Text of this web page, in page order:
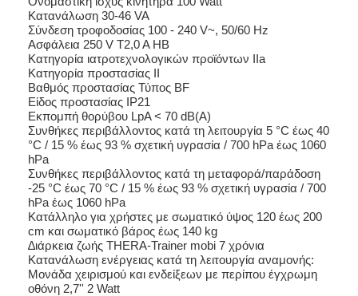
Κατανάλωση 30-46 VA
Σύνδεση τροφοδοσίας 100 - 240 V~, 50/60 Hz
Ασφάλεια 250 V T2,0 A HB
Κατηγορία ιατροτεχνολογικών προϊόντων IIa
Κατηγορία προστασίας II
Βαθμός προστασίας Τύπος BF
Είδος προστασίας IP21
Εκπομπή θορύβου LpA < 70 dB(A)
Συνθήκες περιβάλλοντος κατά τη λειτουργία 5 °C έως 40
°C / 15 % έως 93 % σχετική υγρασία / 700 hPa έως 1060
hPa
Συνθήκες περιβάλλοντος κατά τη μεταφορά/παράδοση
-25 °C έως 70 °C / 15 % έως 93 % σχετική υγρασία / 700
hPa έως 1060 hPa
Κατάλληλο για χρήστες με σωματικό ύψος 120 έως 200
cm και σωματικό βάρος έως 140 kg
∆ιάρκεια ζωής THERA-Trainer mobi 7 χρόνια
Κατανάλωση ενέργειας κατά τη λειτουργία αναμονής:
Μονάδα χειρισμού και ενδείξεων με περίπου έγχρωμη
οθόνη 2,7'' 2 Watt